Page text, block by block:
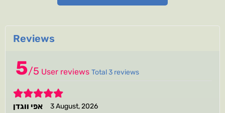
Reviews
5/5 User reviews Total 3 reviews
5
אפי ווגדן
3 August, 2026